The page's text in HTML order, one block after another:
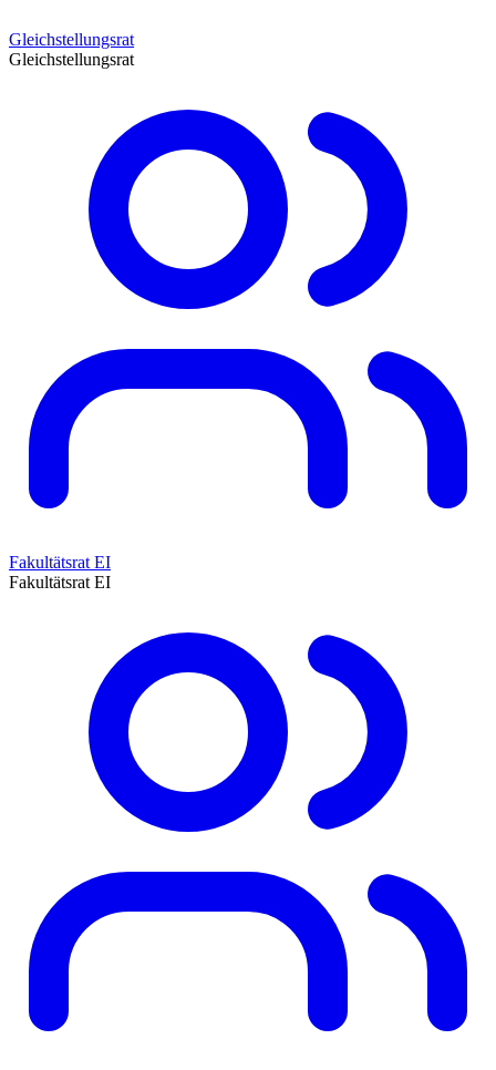
Gleichstellungsrat
Gleichstellungsrat
Fakultätsrat EI
Fakultätsrat EI